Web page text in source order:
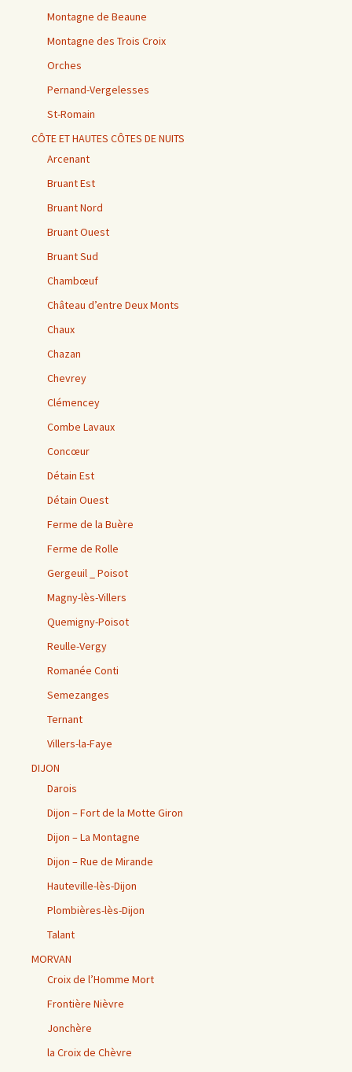
Montagne de Beaune
Montagne des Trois Croix
Orches
Pernand-Vergelesses
St-Romain
CÔTE ET HAUTES CÔTES DE NUITS
Arcenant
Bruant Est
Bruant Nord
Bruant Ouest
Bruant Sud
Chambœuf
Château d’entre Deux Monts
Chaux
Chazan
Chevrey
Clémencey
Combe Lavaux
Concœur
Détain Est
Détain Ouest
Ferme de la Buère
Ferme de Rolle
Gergeuil _ Poisot
Magny-lès-Villers
Quemigny-Poisot
Reulle-Vergy
Romanée Conti
Semezanges
Ternant
Villers-la-Faye
DIJON
Darois
Dijon – Fort de la Motte Giron
Dijon – La Montagne
Dijon – Rue de Mirande
Hauteville-lès-Dijon
Plombières-lès-Dijon
Talant
MORVAN
Croix de l’Homme Mort
Frontière Nièvre
Jonchère
la Croix de Chèvre